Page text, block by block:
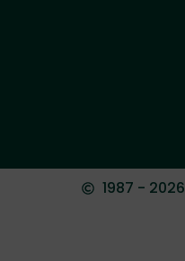
1987 - 2026